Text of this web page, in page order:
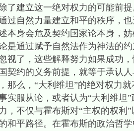
了建立这一绝对权力的可能前
过自然力量建立和平的秩序，
本身会危及契约国家论本身，
通过赋予自然法作为神法的
了，这些解释努力如果成功
契约的义务前提，就等于承认
那么，“大利维坦”的绝对权力
实服从论，或者认为“大利维
，不仅与霍布斯对“主权的权
和平路径。在霍布斯的政治哲